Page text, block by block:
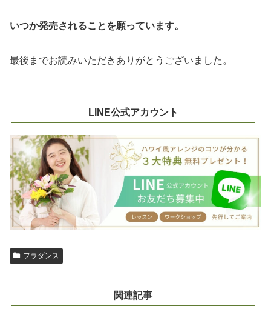
いつか発売されることを願っています。
最後までお読みいただきありがとうございました。
LINE公式アカウント
フラダンス
関連記事